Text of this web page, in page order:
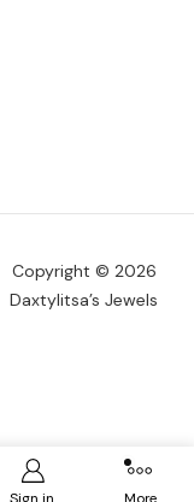
Copyright © 2026
Daxtylitsa’s Jewels